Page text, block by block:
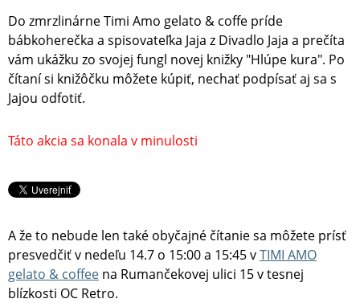
Do zmrzlinárne Timi Amo gelato & coffe príde
bábkoherečka a spisovateľka Jaja z Divadlo Jaja a prečíta
vám ukážku zo svojej fungl novej knižky "Hlúpe kura". Po
čítaní si knižôčku môžete kúpiť, nechať podpísať aj sa s
Jajou odfotiť.
Táto akcia sa konala v minulosti
A že to nebude len také obyčajné čítanie sa môžete prísť
presvedčiť v nedeľu 14.7 o 15:00 a 15:45 vTIMI AMO
gelato & coffee na Rumančekovej ulici 15 v tesnej
blízkosti OC Retro.